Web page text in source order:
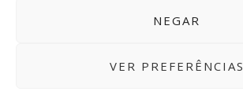
NEGAR
VER PREFERÊNCIAS